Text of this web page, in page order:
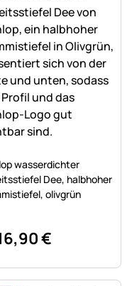
wasserdichter
Dee, halbhoher
olivgrün
,90€